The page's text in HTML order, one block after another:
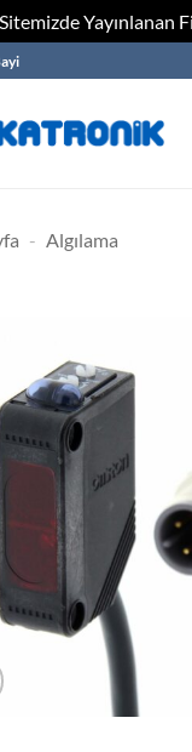
Sitemizde Yayınlanan
- Algılama